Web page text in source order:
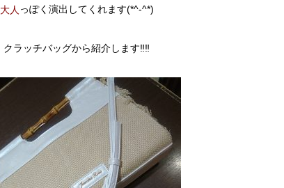
大人 っぽく演出してくれます(*^-^*)
クラッチバッグから紹介します‼‼